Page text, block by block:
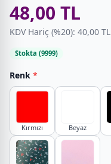
48,00 TL
KDV Hariç (%20): 40,00 TL
Stokta (9999)
Renk *
Kırmızı Beyaz